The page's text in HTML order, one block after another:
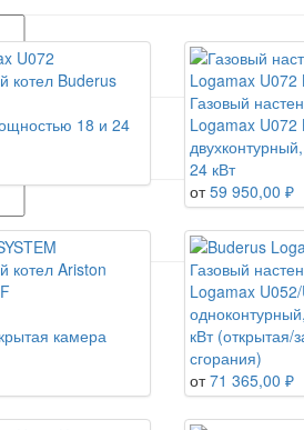
котел Buderus
18 и 24
Газовый
Logamax U072
24 кВт
от 59 950,00 ₽
котел Ariston
камера
Газовый
Logamax
кВт (открытая/
сгорания)
от 71 365,00 ₽